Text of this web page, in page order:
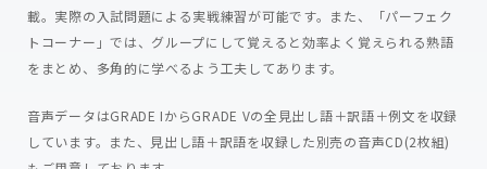
載。実際の入試問題による実戦練習が可能です。また、「パーフェク
トコーナー」では、グループにして覚えると効率よく覚えられる熟語
をまとめ、多角的に学べるよう工夫してあります。
音声データはGRADE IからGRADE Vの全見出し語＋訳語＋例文を収録
しています。また、見出し語＋訳語を収録した別売の音声CD(2枚組)